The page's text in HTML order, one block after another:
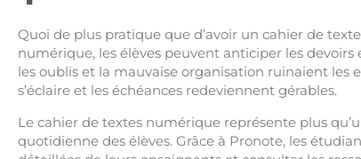
Quoi de plus pratique que d’avoir un cahier de
numérique, les élèves peuvent anticiper les
les oublis et la mauvaise organisation ruinaient les
s’éclaire et les échéances redeviennent gérables.
Le cahier de textes numérique représente plus
quotidienne des élèves. Grâce à Pronote, les